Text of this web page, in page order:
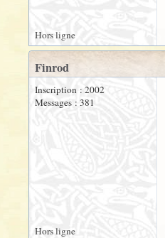
Hors ligne
Finrod
Inscription : 2002
Messages : 381
Hors ligne